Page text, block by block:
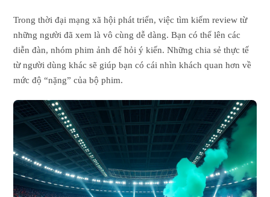
Trong thời đại mạng xã hội phát triển, việc tìm kiếm review từ
những người đã xem là vô cùng dễ dàng. Bạn có thể lên các
diễn đàn, nhóm phim ảnh để hỏi ý kiến. Những chia sẻ thực tế
từ người dùng khác sẽ giúp bạn có cái nhìn khách quan hơn về
mức độ “nặng” của bộ phim.